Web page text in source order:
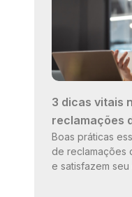
3 dicas vitais
reclamações
Boas práticas
de reclamações
e satisfazem